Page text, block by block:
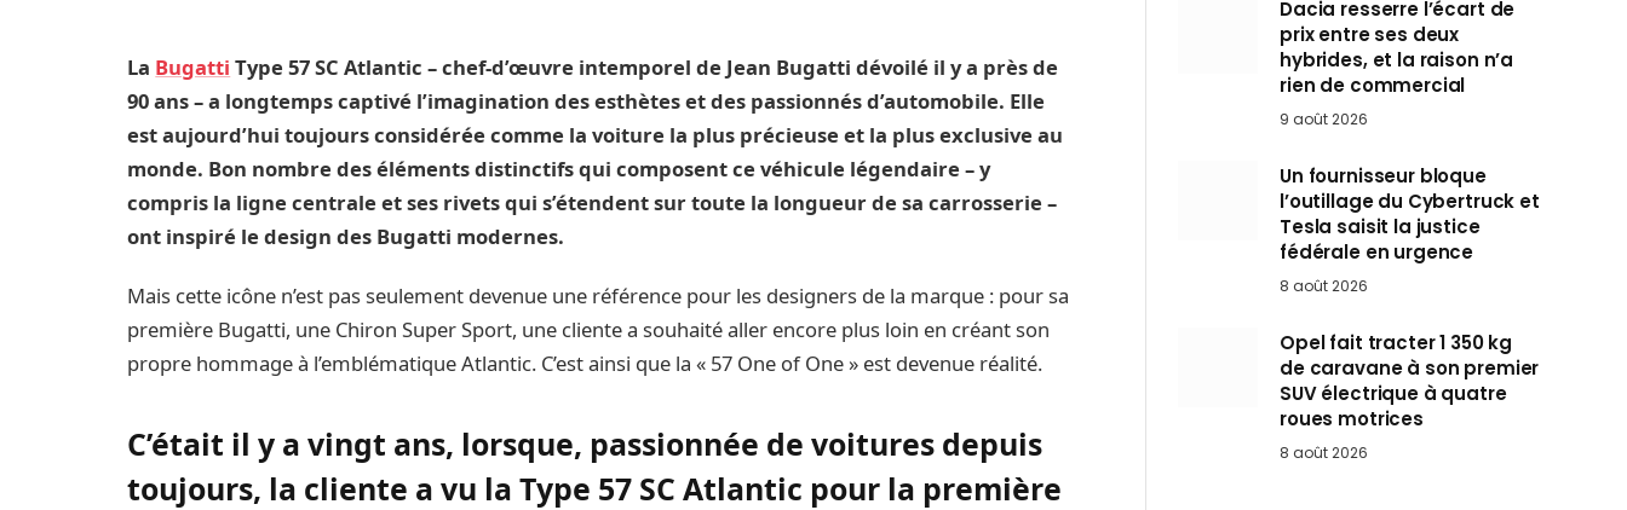
La Bugatti Type 57 SC Atlantic – chef-d’œuvre intemporel de Jean Bugatti dévoilé il y a près de
90 ans – a longtemps captivé l’imagination des esthètes et des passionnés d’automobile. Elle
est aujourd’hui toujours considérée comme la voiture la plus précieuse et la plus exclusive au
monde. Bon nombre des éléments distinctifs qui composent ce véhicule légendaire – y
compris la ligne centrale et ses rivets qui s’étendent sur toute la longueur de sa carrosserie –
ont inspiré le design des Bugatti modernes.
Mais cette icône n’est pas seulement devenue une référence pour les designers de la marque : pour sa
première Bugatti, une Chiron Super Sport, une cliente a souhaité aller encore plus loin en créant son
propre hommage à l’emblématique Atlantic. C’est ainsi que la « 57 One of One » est devenue réalité.
C’était il y a vingt ans, lorsque, passionnée de voitures depuis
toujours, la cliente a vu la Type 57 SC Atlantic pour la première
Dacia resserre l’écart de
prix entre ses deux
hybrides, et la raison n’a
rien de commercial
9 août 2026
Un fournisseur bloque
l’outillage du Cybertruck et
Tesla saisit la justice
fédérale en urgence
8 août 2026
Opel fait tracter 1 350 kg
de caravane à son premier
SUV électrique à quatre
roues motrices
8 août 2026